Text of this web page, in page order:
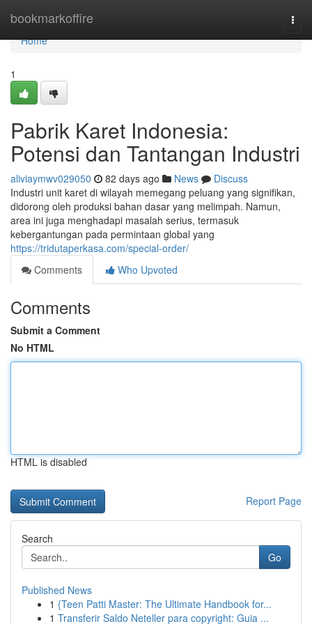
bookmarkoffire
Home
Home
1
Pabrik Karet Indonesia:
Potensi dan Tantangan Industri
aliviaymwv029050 82 days ago News
Discuss
Industri unit karet di wilayah memegang peluang yang signifikan,
didorong oleh produksi bahan dasar yang melimpah. Namun,
area ini juga menghadapi masalah serius, termasuk
kebergantungan pada permintaan global yang
https://tridutaperkasa.com/special-order/
Comments
Who Upvoted
Comments
Submit a Comment
No HTML
HTML is disabled
Report Page
Search
Go
Published News
1 {Teen Patti Master: The Ultimate Handbook for...
1 Transferir Saldo Neteller para copyright: Guia ...